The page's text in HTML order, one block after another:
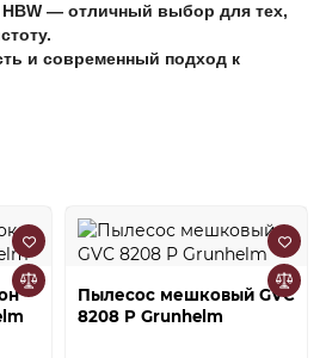
HBW — отличный выбор для тех,
и современный подход к
Пылесос мешковый GVC
8208 P Grunhelm